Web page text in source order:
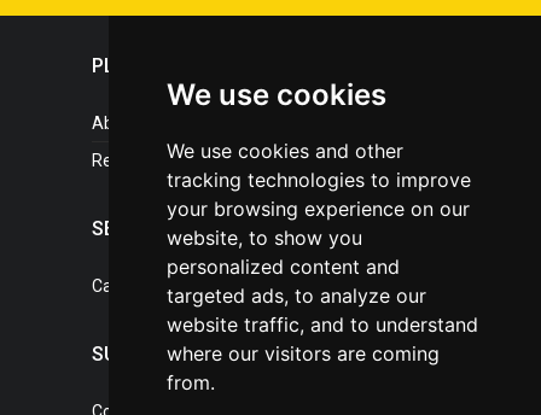
We use cookies
We use cookies and other
tracking technologies to improve
your browsing experience on our
website, to show you
personalized content and
targeted ads, to analyze our
website traffic, and to understand
where our visitors are coming
from.
PLASTICPORTAL
About portal
References
SERVICES
Catalogue of our services
SUPPORT